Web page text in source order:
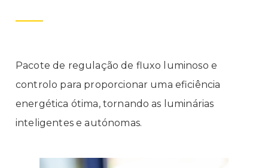
Pacote de regulação de fluxo luminoso e
controlo para proporcionar uma eficiência
energética ótima, tornando as luminárias
inteligentes e autónomas.